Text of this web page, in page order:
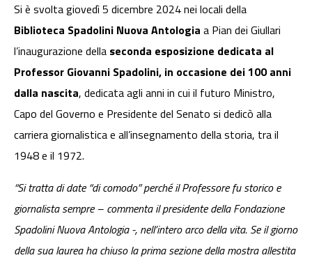
Si è svolta giovedì 5 dicembre 2024 nei locali della
Biblioteca Spadolini Nuova Antologia a Pian dei Giullari
l’inaugurazione della seconda esposizione dedicata al
Professor Giovanni Spadolini, in occasione dei 100 anni
dalla nascita, dedicata agli anni in cui il futuro Ministro,
Capo del Governo e Presidente del Senato si dedicò alla
carriera giornalistica e all’insegnamento della storia, tra il
1948 e il 1972.
“Si tratta di date “di comodo” perché il Professore fu storico e
giornalista sempre – commenta il presidente della Fondazione
Spadolini Nuova Antologia -, nell’intero arco della vita. Se il giorno
della sua laurea ha chiuso la prima sezione della mostra allestita